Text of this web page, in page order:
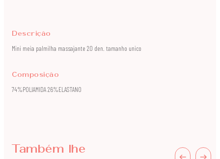
Descrição
Mini meia palmilha massajante 20 den. tamanho unico
Composição
74%POLIAMIDA 26%ELASTAN0
Também lhe